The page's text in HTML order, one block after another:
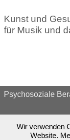
Kunst und
für Musik und
Psychosoziale
Wir verwenden
Website.